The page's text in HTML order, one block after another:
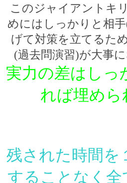
このジャイアントキ
めにはしっかりと相
げて対策を立てるた
(過去問演習)が大事
実力の差はしっ
れば埋めら
残された時間を
することなく全